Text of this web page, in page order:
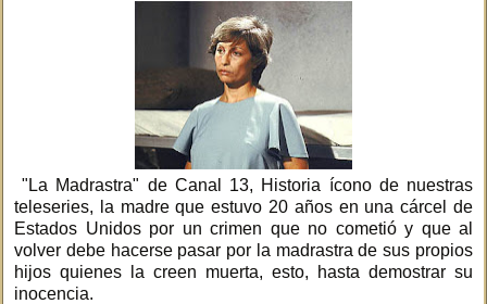
"La Madrastra" de Canal 13, Historia ícono de nuestras
teleseries, la madre que estuvo 20 años en una cárcel de
Estados Unidos por un crimen que no cometió y que al
volver debe hacerse pasar por la madrastra de sus propios
hijos quienes la creen muerta, esto, hasta demostrar su
inocencia.